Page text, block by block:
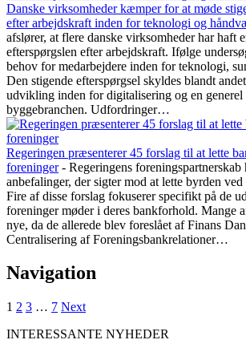
Danske virksomheder kæmper for at møde
efter arbejdskraft inden for teknologi og
afslører, at flere danske virksomheder har haft
efterspørgslen efter arbejdskraft. Ifølge
behov for medarbejdere inden for teknologi,
Den stigende efterspørgsel skyldes blandt
udvikling inden for digitalisering og en
byggebranchen. Udfordringer…
Regeringen præsenterer 45 forslag til at lette
foreninger - Regeringens
anbefalinger, der sigter mod at lette byrden
Fire af disse forslag fokuserer specifikt på de
foreninger møder i deres bankforhold. Mange
nye, da de allerede blev foreslået af Finans
Centralisering af Foreningsbankrelationer…
Navigation
1 2 3 … 7 Next
INTERESSANTE NYHEDER